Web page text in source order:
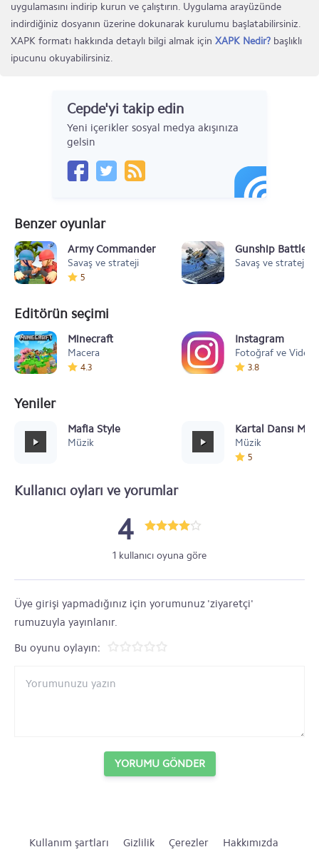
uygulamasını indirip kurun ve çalıştırın. Uygulama arayüzünde
indirdiğiniz dosyanın üzerine dokunarak kurulumu başlatabilirsiniz.
XAPK formatı hakkında detaylı bilgi almak için XAPK Nedir? başlıklı
ipucunu okuyabilirsiniz.
Cepde'yi takip edin
Yeni içerikler sosyal medya akışınıza
gelsin
Benzer oyunlar
Army Commander
Savaş ve strateji
5
Gunship Battle
Savaş ve strateji
Editörün seçimi
Minecraft
Macera
4.3
Instagram
Fotoğraf ve Video
3.8
Yeniler
Mafia Style
Müzik
Kartal Dansı
Müzik
5
Kullanıcı oyları ve yorumlar
4
1 kullanıcı oyuna göre
Üye girişi yapmadığınız için yorumunuz 'ziyaretçi'
rumuzuyla yayınlanır.
Bu oyunu oylayın:
YORUMU GÖNDER
Kullanım şartları Gizlilik Çerezler Hakkımızda